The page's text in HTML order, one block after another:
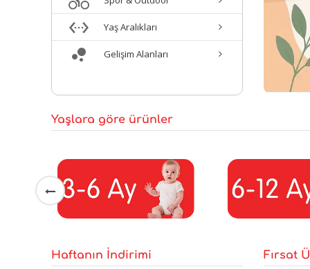
Yaş Aralıkları
Gelişim Alanları
Yaşlara göre ürünler
Haftanın İndirimi Fırsat